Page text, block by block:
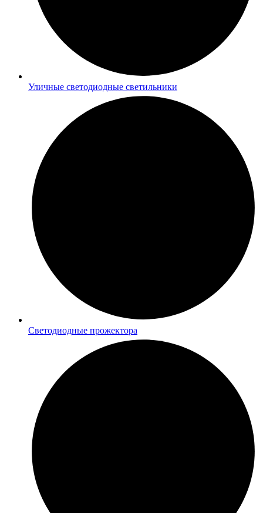
Уличные светодиодные светильники
Светодиодные прожектора